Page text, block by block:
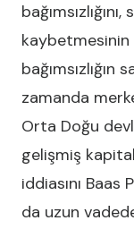
kaybetmesinin
zamanda
Orta Doğu
gelişmiş
iddiasını
da uzun